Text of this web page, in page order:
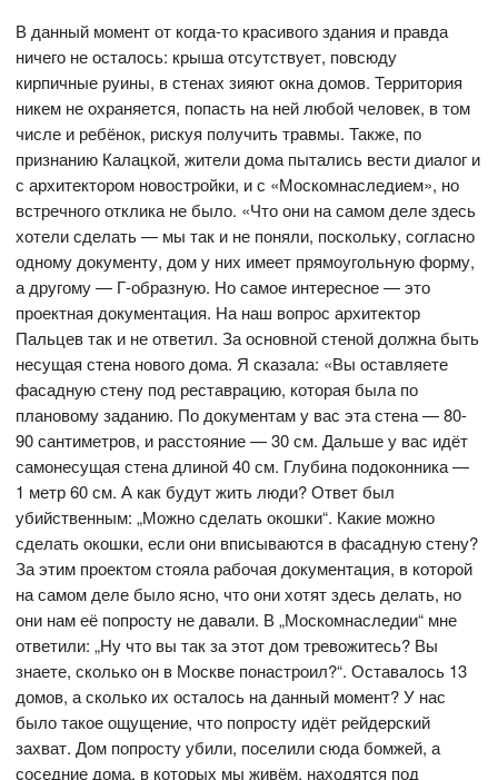
В данный момент от когда-то красивого здания и правда
ничего не осталось: крыша отсутствует, повсюду
кирпичные руины, в стенах зияют окна домов. Территория
никем не охраняется, попасть на ней любой человек, в том
числе и ребёнок, рискуя получить травмы. Также, по
признанию Калацкой, жители дома пытались вести диалог и
с архитектором новостройки, и с «Москомнаследием», но
встречного отклика не было. «Что они на самом деле здесь
хотели сделать — мы так и не поняли, поскольку, согласно
одному документу, дом у них имеет прямоугольную форму,
а другому — Г-образную. Но самое интересное — это
проектная документация. На наш вопрос архитектор
Пальцев так и не ответил. За основной стеной должна быть
несущая стена нового дома. Я сказала: «Вы оставляете
фасадную стену под реставрацию, которая была по
плановому заданию. По документам у вас эта стена — 80-
90 сантиметров, и расстояние — 30 см. Дальше у вас идёт
самонесущая стена длиной 40 см. Глубина подоконника —
1 метр 60 см. А как будут жить люди? Ответ был
убийственным: „Можно сделать окошки“. Какие можно
сделать окошки, если они вписываются в фасадную стену?
За этим проектом стояла рабочая документация, в которой
на самом деле было ясно, что они хотят здесь делать, но
они нам её попросту не давали. В „Москомнаследии“ мне
ответили: „Ну что вы так за этот дом тревожитесь? Вы
знаете, сколько он в Москве понастроил?“. Оставалось 13
домов, а сколько их осталось на данный момент? У нас
было такое ощущение, что попросту идёт рейдерский
захват. Дом попросту убили, поселили сюда бомжей, а
соседние дома, в которых мы живём, находятся под